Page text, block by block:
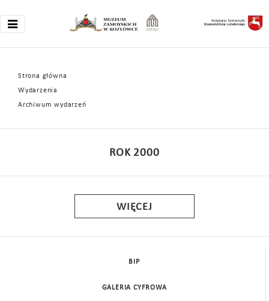
Strona główna
Wydarzenia
Archiwum wydarzeń
ROK 2000
WIĘCEJ
BIP
GALERIA CYFROWA